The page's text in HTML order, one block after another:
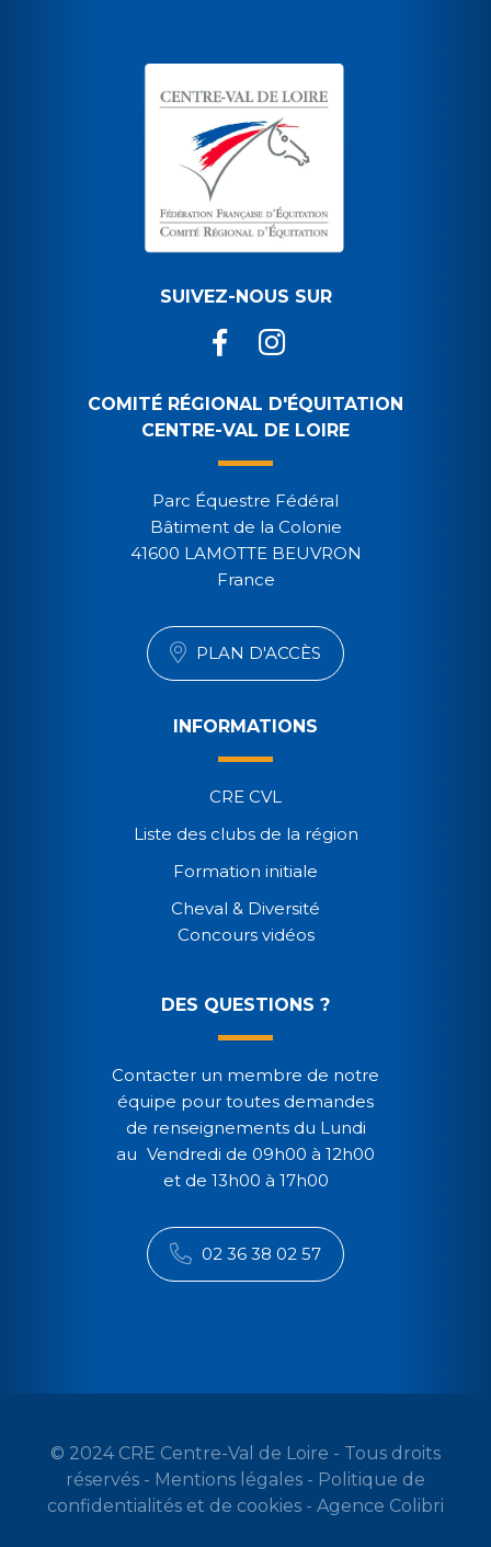
SUIVEZ-NOUS SUR
COMITÉ RÉGIONAL D'ÉQUITATION
CENTRE-VAL DE LOIRE
Parc Équestre Fédéral
Bâtiment de la Colonie
41600 LAMOTTE BEUVRON
France
PLAN D'ACCÈS
INFORMATIONS
CRE CVL
Liste des clubs de la région
Formation initiale
Cheval & Diversité
Concours vidéos
DES QUESTIONS ?
Contacter un membre de notre
équipe pour toutes demandes
de renseignements du Lundi
au Vendredi de 09h00 à 12h00
et de 13h00 à 17h00
02 36 38 02 57
© 2024 CRE Centre-Val de Loire - Tous droits
réservés - Mentions légales - Politique de
confidentialités et de cookies - Agence Colibri